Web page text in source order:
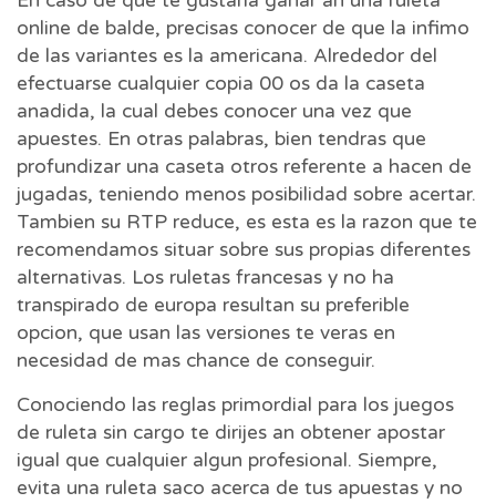
online de balde, precisas conocer de que la infimo
de las variantes es la americana. Alrededor del
efectuarse cualquier copia 00 os da la caseta
anadida, la cual debes conocer una vez que
apuestes. En otras palabras, bien tendras que
profundizar una caseta otros referente a hacen de
jugadas, teniendo menos posibilidad sobre acertar.
Tambien su RTP reduce, es esta es la razon que te
recomendamos situar sobre sus propias diferentes
alternativas. Los ruletas francesas y no ha
transpirado de europa resultan su preferible
opcion, que usan las versiones te veras en
necesidad de mas chance de conseguir.
Conociendo las reglas primordial para los juegos
de ruleta sin cargo te dirijes an obtener apostar
igual que cualquier algun profesional. Siempre,
evita una ruleta saco acerca de tus apuestas y no